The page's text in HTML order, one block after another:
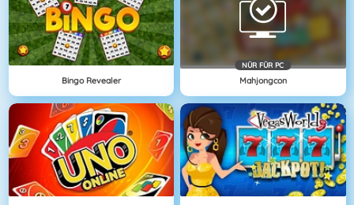
Bingo Revealer
NÜR FÜR PC
Mahjongcon